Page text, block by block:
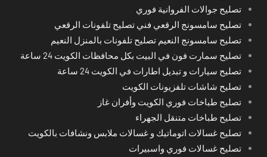
تصليح جوالات الفروانية فوري
تصليح سامسونج الرقعي فني تصليح تلفونات الرقعي
تصليح سامسونج النعيم تصليح تلفونات بالمنزل النعيم
تصليح سمارت فون في البيت بكل محافظات الكويت 24 ساعة
تصليح سيارات و تبديل اطارات في الكويت 24 ساعة
تصليح شاشات تلفزيونات الكويت
تصليح طباخات فوري الكويت وأفران غاز
تصليح طباخات متنقل الجهراء
تصليح غسالات اتوماتيك و غسالات ملابس ونشافات بالكويت
تصليح غسالات فوري واسبيرات